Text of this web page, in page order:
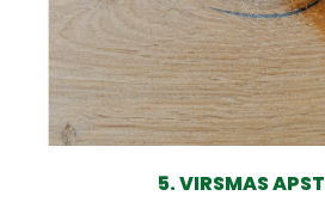
5. VIRSMAS